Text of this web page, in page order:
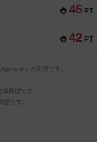
45 PT
42 PT
Inc.の商標です。
商標です。
です。